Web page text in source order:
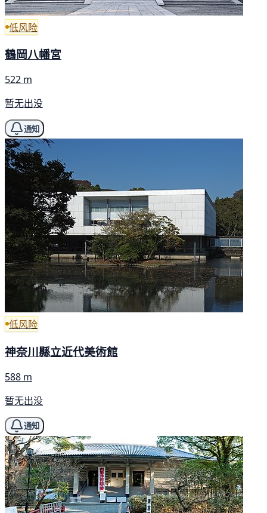
低风险
鶴岡八幡宮
522 m
暂无出没
通知
低风险
神奈川縣立近代美術館
588 m
暂无出没
通知